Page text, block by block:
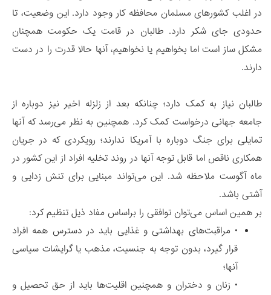
در اغلب کشورهای مسلمان محافظه کار وجود دارد. این وضعیت، تا
حدودی جای شکر دارد. طالبان در قامت یک حکومت همچنان
مشکل ساز است اما بخواهیم یا نخواهیم، آنها حالا قدرت را در دست
دارند.
طالبان نیاز به کمک دارد؛ چنانکه بعد از زلزله اخیر نیز دوباره از
جامعه جهانی درخواست کمک کرد. همچنین به نظر می‌رسد که آنها
تمایلی برای جنگ دوباره با آمریکا ندارند؛ رویکردی که در جریان
همکاری ناقص اما قابل توجه آنها در روند تخلیه افراد از این کشور در
ماه آگوست ملاحظه شد. این می‌تواند مبنایی برای تنش زدایی و
آشتی باشد.
بر همین اساس می‌توان توافقی را براساس مفاد ذیل تنظیم کرد:
• مراقبت‌های بهداشتی و غذایی باید در دسترس همه افراد
قرار گیرد، بدون توجه به جنسیت، مذهب یا گرایشات سیاسی
آنها؛
• زنان و دختران و همچنین اقلیت‌ها باید از حق تحصیل و